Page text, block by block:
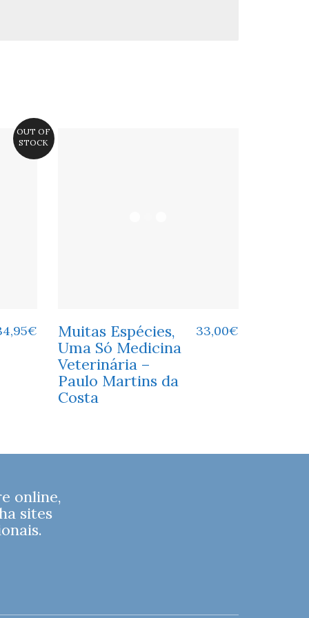
OUT OF
STOCK
€
Muitas Espécies,
Uma Só Medicina
Veterinária –
Paulo Martins da
Costa
33,00€
online,
sites